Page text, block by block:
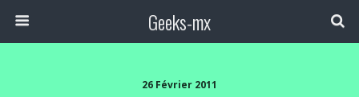
Geeks-mx
26 Février 2011